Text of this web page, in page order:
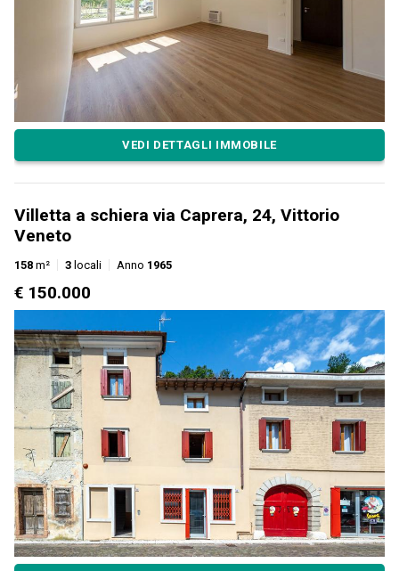
VEDI DETTAGLI IMMOBILE
Villetta a schiera via Caprera, 24, Vittorio
Veneto
158 m² 3 locali Anno 1965
€ 150.000